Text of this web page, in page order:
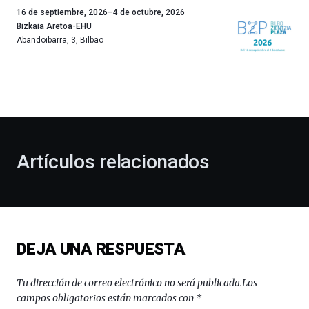
Un
año
más,
celebración
Bilbo
(BZP),
un
16 de septiembre, 2026–4 de octubre, 2026
Bizkaia Aretoa-EHU
Abandoibarra, 3 Bilbao
Artículos relacionados
DEJA UNA RESPUESTA
Tu dirección de correo electrónico no será publicada.Los
campos obligatorios están marcados con *